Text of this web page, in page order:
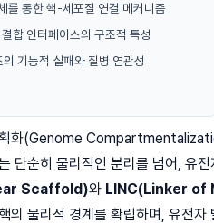
를 통한 핵-세포질 연결 메커니즘
합 인터페이스의 구조적 특성
기능적 실패와 질병 연관성
화(Genome
단순히 물리적인 분리를 넘어, 유
Scaffold)와 LINC(Linker of
의 물리적 경계를 확립하며, 유전